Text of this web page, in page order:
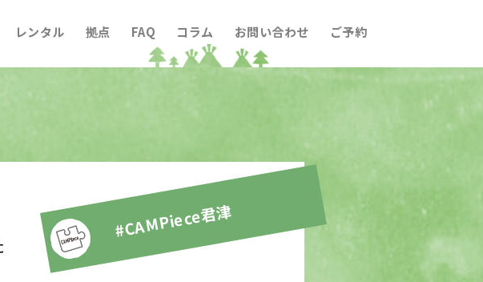
レンタル 拠点 FAQ コラム お問い合わせ ご予約
#CAMPiece君津